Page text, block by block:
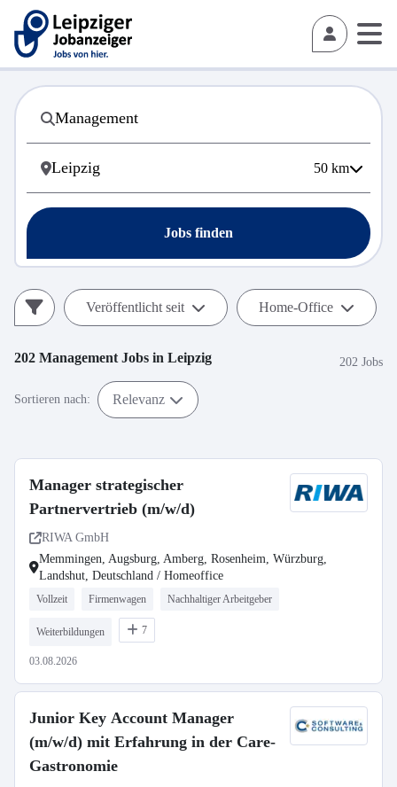
50 km
Jobs finden
Veröffentlicht seit Home-Office
202 Management Jobs in Leipzig 202 Jobs
Sortieren nach: Relevanz
Manager strategischer
Partnervertrieb (m/w/d)
RIWA GmbH
Memmingen, Augsburg, Amberg, Rosenheim, Würzburg,
Landshut, Deutschland / Homeoffice
Vollzeit Firmenwagen Nachhaltiger Arbeitgeber
Weiterbildungen 7
03.08.2026
Junior Key Account Manager
(m/w/d) mit Erfahrung in der Care-
Gastronomie